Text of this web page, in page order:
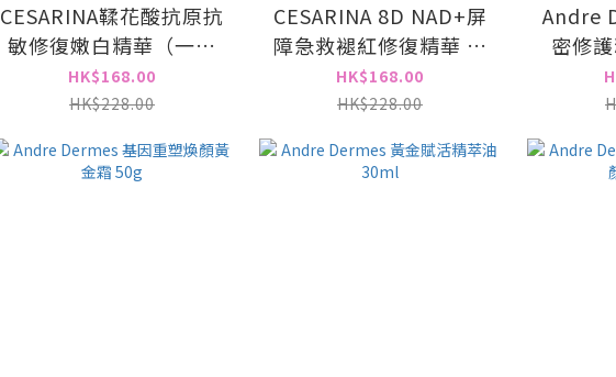
CESARINA鞣花酸抗原抗
敏修復嫩白精華（一盒
十枝獨立包裝，每枝
5ml）
HK$168.00
HK$228.00
CESARINA 8D NAD+屏
障急救褪紅修復精華 一
盒10支 每支5ml 獨立包
裝
HK$168.00
HK$228.00
Andre
密修